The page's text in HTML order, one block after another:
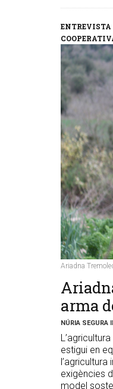
ENTREVISTA
Ariadna
arma
NÚRIA SEGURA
estigui en
exigències
model